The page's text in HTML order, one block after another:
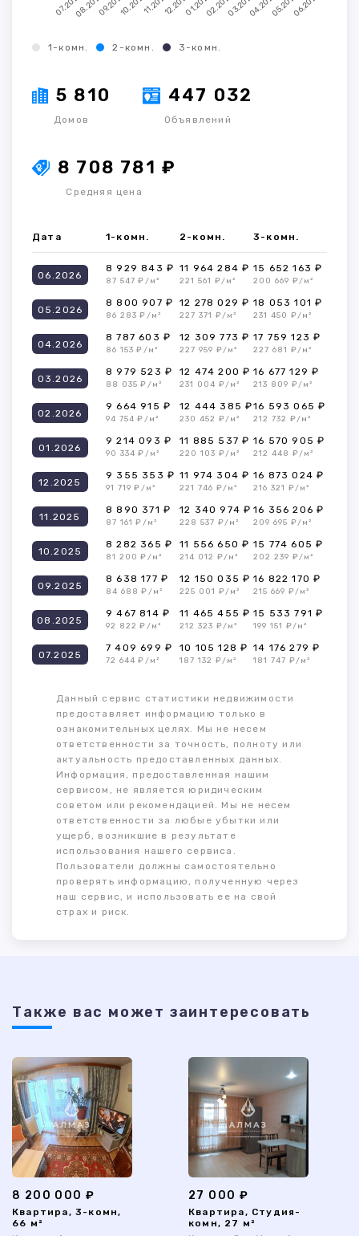
1-комн. 2-комн. 3-комн.
5 810
Домов
447 032
Объявлений
8 708 781 ₽
Средняя цена
Дата 1-комн. 2-комн. 3-комн.
06.2026
8 929 843 ₽
87 547 ₽/м²
11 964 284 ₽
221 561 ₽/м²
15 652 163 ₽
200 669 ₽/м²
05.2026
8 800 907 ₽
86 283 ₽/м²
12 278 029 ₽
227 371 ₽/м²
18 053 101 ₽
231 450 ₽/м²
04.2026
8 787 603 ₽
86 153 ₽/м²
12 309 773 ₽
227 959 ₽/м²
17 759 123 ₽
227 681 ₽/м²
03.2026
8 979 523 ₽
88 035 ₽/м²
12 474 200 ₽
231 004 ₽/м²
16 677 129 ₽
213 809 ₽/м²
02.2026
9 664 915 ₽
94 754 ₽/м²
12 444 385 ₽
230 452 ₽/м²
16 593 065 ₽
212 732 ₽/м²
01.2026
9 214 093 ₽
90 334 ₽/м²
11 885 537 ₽
220 103 ₽/м²
16 570 905 ₽
212 448 ₽/м²
12.2025
9 355 353 ₽
91 719 ₽/м²
11 974 304 ₽
221 746 ₽/м²
16 873 024 ₽
216 321 ₽/м²
11.2025
8 890 371 ₽
87 161 ₽/м²
12 340 974 ₽
228 537 ₽/м²
16 356 206 ₽
209 695 ₽/м²
10.2025
8 282 365 ₽
81 200 ₽/м²
11 556 650 ₽
214 012 ₽/м²
15 774 605 ₽
202 239 ₽/м²
09.2025
8 638 177 ₽
84 688 ₽/м²
12 150 035 ₽
225 001 ₽/м²
16 822 170 ₽
215 669 ₽/м²
08.2025
9 467 814 ₽
92 822 ₽/м²
11 465 455 ₽
212 323 ₽/м²
15 533 791 ₽
199 151 ₽/м²
07.2025
7 409 699 ₽
72 644 ₽/м²
10 105 128 ₽
187 132 ₽/м²
14 176 279 ₽
181 747 ₽/м²
Данный сервис статистики недвижимости
предоставляет информацию только в
ознакомительных целях. Мы не несем
ответственности за точность, полноту или
актуальность предоставленных данных.
Информация, предоставленная нашим
сервисом, не является юридическим
советом или рекомендацией. Мы не несем
ответственности за любые убытки или
ущерб, возникшие в результате
использования нашего сервиса.
Пользователи должны самостоятельно
проверять информацию, полученную через
наш сервис, и использовать ее на свой
страх и риск.
Также ваc может заинтересовать
8 200 000 ₽
Квартира, 3-комн,
66 м²
27 000 ₽
Квартира, Студия-
комн, 27 м²